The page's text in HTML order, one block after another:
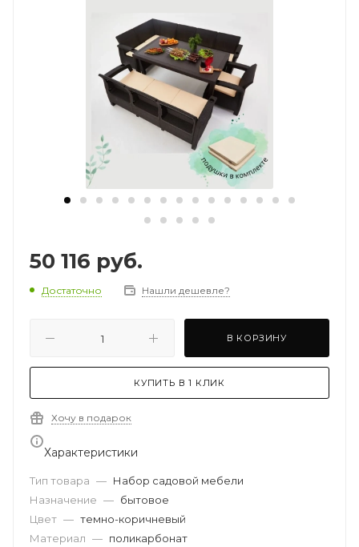
50 116 руб.
Достаточно Нашли дешевле?
В КОРЗИНУ
КУПИТЬ В 1 КЛИК
Хочу в подарок
Характеристики
Тип товара — Набор садовой мебели
Назначение — бытовое
Цвет — темно-коричневый
Материал — поликарбонат